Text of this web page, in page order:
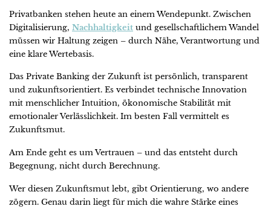
Privatbanken stehen heute an einem Wendepunkt. Zwischen
Digitalisierung, Nachhaltigkeit und gesellschaftlichem Wandel
müssen wir Haltung zeigen – durch Nähe, Verantwortung und
eine klare Wertebasis.
Das Private Banking der Zukunft ist persönlich, transparent
und zukunftsorientiert. Es verbindet technische Innovation
mit menschlicher Intuition, ökonomische Stabilität mit
emotionaler Verlässlichkeit. Im besten Fall vermittelt es
Zukunftsmut.
Am Ende geht es um Vertrauen – und das entsteht durch
Begegnung, nicht durch Berechnung.
Wer diesen Zukunftsmut lebt, gibt Orientierung, wo andere
zögern. Genau darin liegt für mich die wahre Stärke eines